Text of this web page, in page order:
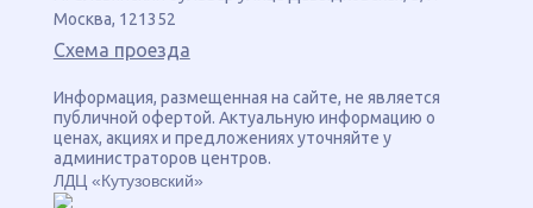
Москва, 121352
Схема проезда
Информация, размещенная на сайте, не является
публичной офертой. Актуальную информацию о
ценах, акциях и предложениях уточняйте у
администраторов центров.
ЛДЦ «Кутузовский»